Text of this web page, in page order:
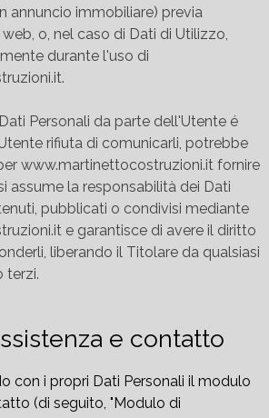
annuncio immobiliare) previa
o, nel caso di Dati di Utilizzo,
durante l'uso di
Personali da parte dell'Utente é
rifiuta di comunicarli, potrebbe
www.martinettocostruzioni.it fornire
assume la responsabilità dei Dati
pubblicati o condivisi mediante
e garantisce di avere il diritto
liberando il Titolare da qualsiasi
terzi.
e contatto
con i propri Dati Personali il modulo
(di seguito, "Modulo di